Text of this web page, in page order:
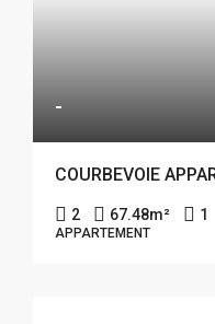
-
COURBEVOIE
2 67.48m² 1
APPARTEMENT